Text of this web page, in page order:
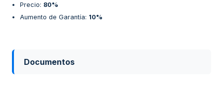
Precio: 80%
Aumento de Garantía: 10%
Documentos